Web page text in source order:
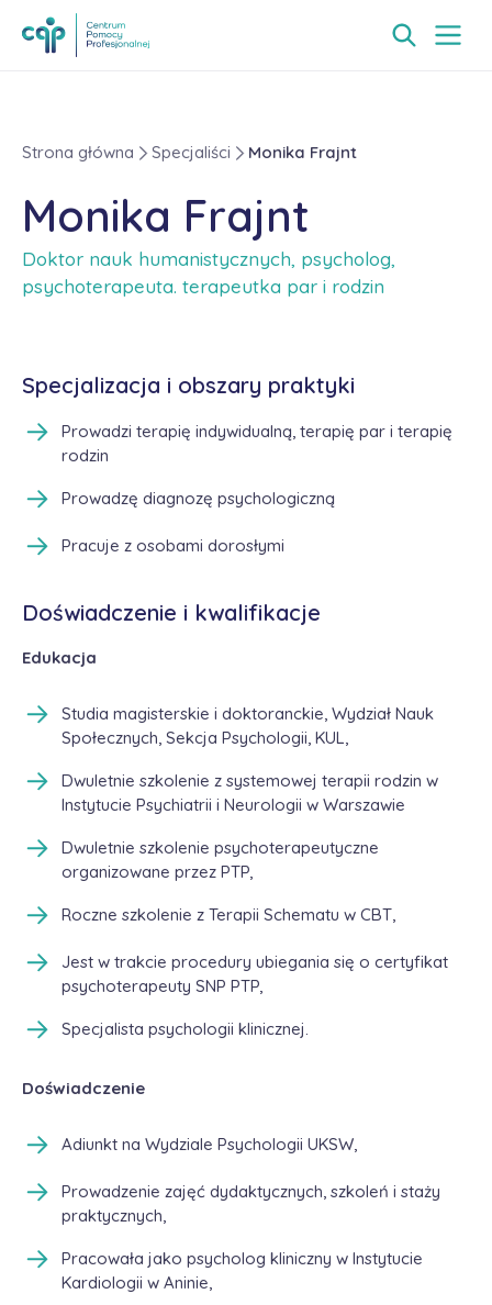
Strona główna Specjaliści Monika Frajnt
Monika Frajnt
Doktor nauk humanistycznych, psycholog,
psychoterapeuta. terapeutka par i rodzin
Specjalizacja i obszary praktyki
Prowadzi terapię indywidualną, terapię par i terapię
rodzin
Prowadzę diagnozę psychologiczną
Pracuje z osobami dorosłymi
Doświadczenie i kwalifikacje
Edukacja
Studia magisterskie i doktoranckie, Wydział Nauk
Społecznych, Sekcja Psychologii, KUL,
Dwuletnie szkolenie z systemowej terapii rodzin w
Instytucie Psychiatrii i Neurologii w Warszawie
Dwuletnie szkolenie psychoterapeutyczne
organizowane przez PTP,
Roczne szkolenie z Terapii Schematu w CBT,
Jest w trakcie procedury ubiegania się o certyfikat
psychoterapeuty SNP PTP,
Specjalista psychologii klinicznej.
Doświadczenie
Adiunkt na Wydziale Psychologii UKSW,
Prowadzenie zajęć dydaktycznych, szkoleń i staży
praktycznych,
Pracowała jako psycholog kliniczny w Instytucie
Kardiologii w Aninie,